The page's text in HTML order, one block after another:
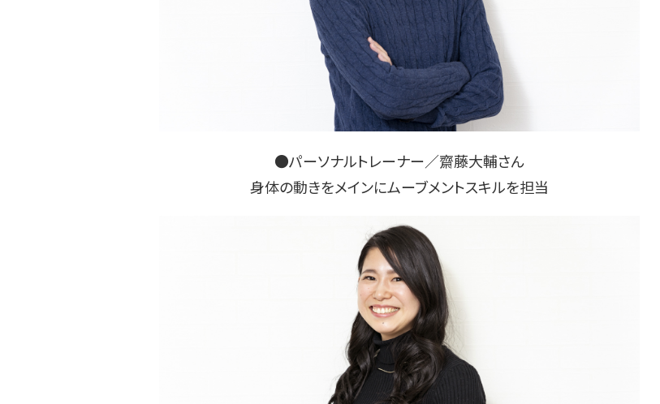
●パーソナルトレーナー／齋藤大輔さん
身体の動きをメインにムーブメントスキルを担当